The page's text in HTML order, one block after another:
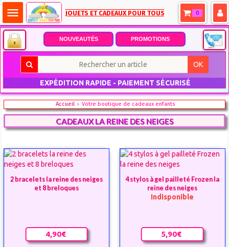
NOUVEAUTÉS PROMOTIONS
OK
EXPÉDITION RAPIDE - PAIEMENT SÉCURISÉ
menu JOUETS ET CADEAUX POUR TOUS 0
Accueil Votre boutique de cadeaux enfants
CADEAUX LA REINE DES NEIGES
2 bracelets la reine des neiges
et 8 breloques
4,90€
4 stylos à gel pailleté Frozen la
reine des neiges
5,90€
Indisponible